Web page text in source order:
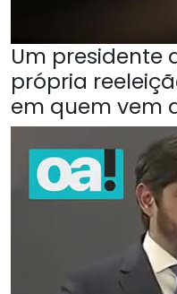
Um presidente
própria
em quem vem